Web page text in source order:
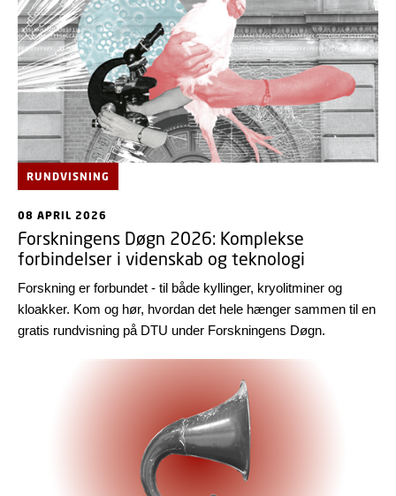
RUNDVISNING
08 APRIL 2026
Forskningens Døgn 2026: Komplekse
forbindelser i videnskab og teknologi
Forskning er forbundet - til både kyllinger, kryolitminer og
kloakker. Kom og hør, hvordan det hele hænger sammen til en
gratis rundvisning på DTU under Forskningens Døgn.